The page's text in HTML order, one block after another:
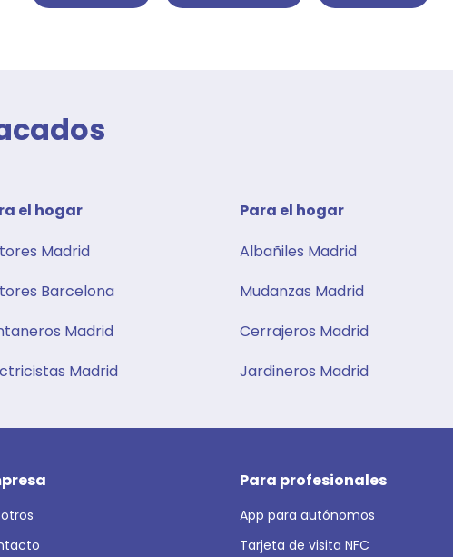
el hogar
Madrid
Barcelona
Madrid
Madrid
Para el hogar​
Albañiles Madrid
Mudanzas Madrid
Cerrajeros Madrid
Jardineros Madrid
Para profesionales
App para autónomos
Tarjeta de visita NFC